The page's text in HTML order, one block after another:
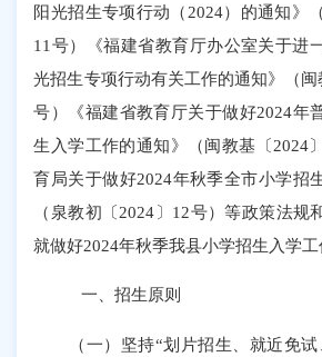
阳光招生专项行动（ 2024）的通知》
11 号）
《福建省教育厅办公室关于进
光招生专项行动有关工作的通知》
（闽
号）《福建省教育厅关于做好2024年
生入学工作的通知》（闽教基〔2024〕
育局关于做好2024年秋季全市小学招
（泉教初〔2024〕 12号）等政策法规
就做好2024年秋季我县小学招生 入学
一、招生原则
（一）坚持“划片招生、就近免试